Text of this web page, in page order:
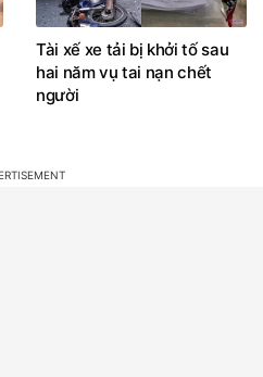
Tài xế xe tải bị khởi tố sau
hai năm vụ tai nạn chết
người